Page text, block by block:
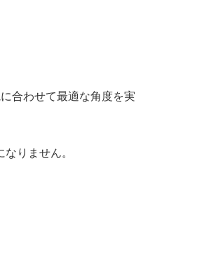
合わせて最適な角度を実
りません。